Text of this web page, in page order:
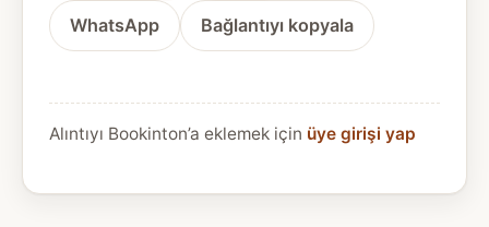
WhatsApp Bağlantıyı kopyala
Alıntıyı Bookinton’a eklemek için üye girişi yap